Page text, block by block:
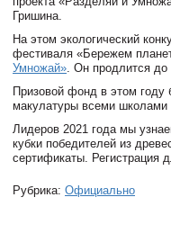
Гришина.
На этом экологический
фестиваля «Бережем
Умножай» . Он продлится до
Призовой фонд в этом году
макулатуры всеми школами
Лидеров 2021 года мы
кубки победителей из
сертификаты. Регистрация
Рубрика: Официально